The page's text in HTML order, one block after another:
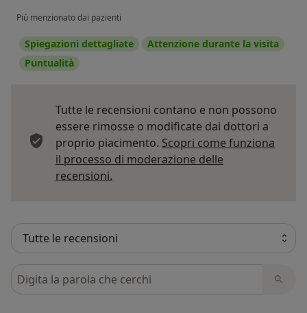
Più menzionato dai pazienti
Spiegazioni dettagliate
Attenzione durante la visita
Puntualità
Tutte le recensioni contano e non possono
essere rimosse o modificate dai dottori a
proprio piacimento. Scopri come funziona
il processo di moderazione delle
recensioni.
Cerca nelle recensioni